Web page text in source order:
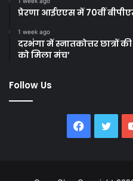
प्रेरणा आईएएस में 70वीं
1 week ago
दरभंगा में स्नातकोत्तर छात्रों
को मिला मंच’
Follow Us
Facebook